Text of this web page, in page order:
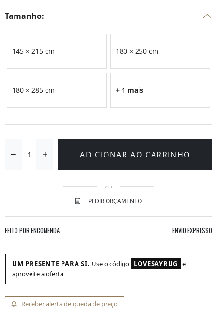
Tamanho:
145 × 215 cm 180 × 250 cm
180 × 285 cm + 1 mais
ADICIONAR AO CARRINHO
ou
PEDIR ORÇAMENTO
FEITO POR ENCOMENDA ENVIO EXPRESSO
UM PRESENTE PARA SI. Use o código LOVESAYRUG e
aproveite a oferta
Receber alerta de queda de preço